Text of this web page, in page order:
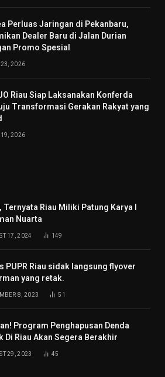
Perluas Jaringan di Pekanbaru,
Dealer Baru di Jalan Durian
Promo Spesial
23, 2026
Riau Siap Laksanakan Konferda
Transformasi Gerakan Rakyat yang
19, 2026
Ternyata Riau Miliki Patung Karya I
Nuarta
17, 2024 149
PUPR Riau sidak langsung flyover
yang retak.
8, 2023 51
Program Penghapusan Denda
Di Riau Akan Segera Berakhir
29, 2023 45